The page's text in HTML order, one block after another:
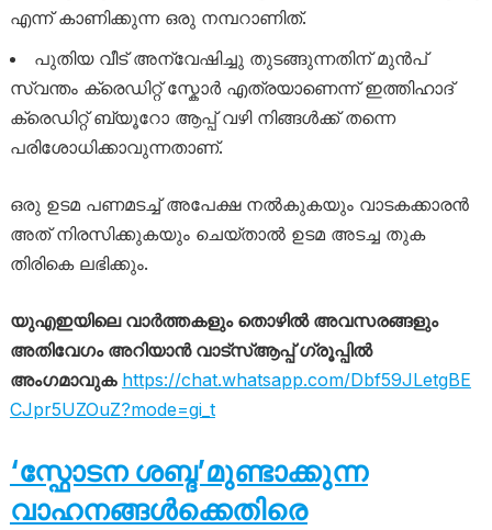
എന്ന് കാണിക്കുന്ന ഒരു നമ്പറാണിത്.
പുതിയ വീട് അന്വേഷിച്ചു തുടങ്ങുന്നതിന് മുൻപ്
സ്വന്തം ക്രെഡിറ്റ് സ്കോർ എത്രയാണെന്ന് ഇത്തിഹാദ്
ക്രെഡിറ്റ് ബ്യൂറോ ആപ്പ് വഴി നിങ്ങൾക്ക് തന്നെ
പരിശോധിക്കാവുന്നതാണ്.
ഒരു ഉടമ പണമടച്ച് അപേക്ഷ നൽകുകയും വാടകക്കാരൻ
അത് നിരസിക്കുകയും ചെയ്താൽ ഉടമ അടച്ച തുക
തിരികെ ലഭിക്കും.
യുഎഇയിലെ വാർത്തകളും തൊഴിൽ അവസരങ്ങളും
അതിവേഗം അറിയാൻ വാട്സ്ആപ്പ് ഗ്രൂപ്പിൽ
അംഗമാവുക https://chat.whatsapp.com/Dbf59JLetgBE
CJpr5UZOuZ?mode=gi_t
‘സ്ഫോടന ശബ്ദ’മുണ്ടാക്കുന്ന
വാഹനങ്ങൾക്കെതിരെ